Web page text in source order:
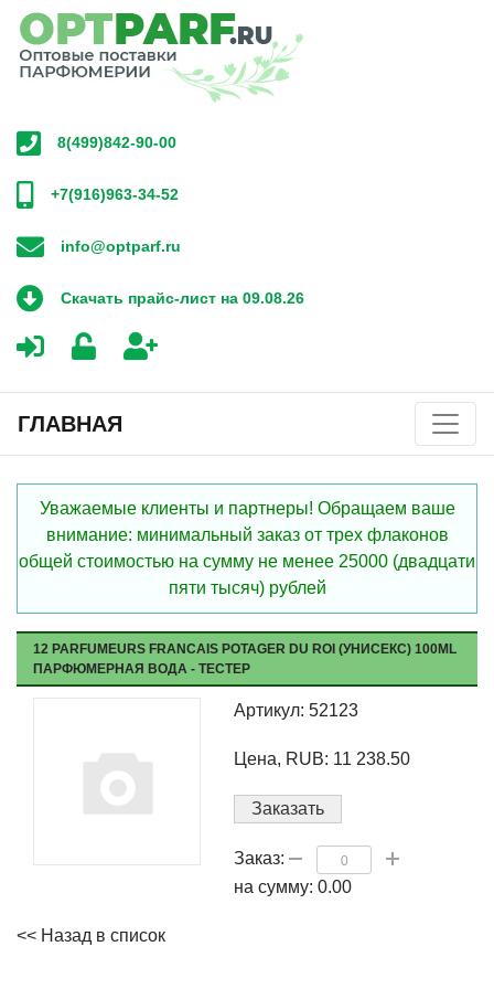
8(499)842-90-00
+7(916)963-34-52
info@optparf.ru
Скачать прайс-лист на 09.08.26
ГЛАВНАЯ
Уважаемые клиенты и партнеры! Обращаем ваше
внимание: минимальный заказ от трех флаконов
общей стоимостью на сумму не менее 25000 (двадцати
пяти тысяч) рублей
12 PARFUMEURS FRANCAIS POTAGER DU ROI (УНИСЕКС) 100ML
ПАРФЮМЕРНАЯ ВОДА - ТЕСТЕР
Артикул: 52123
Цена, RUB: 11 238.50
Заказать
Заказ:
на сумму: 0.00
<< Назад в список